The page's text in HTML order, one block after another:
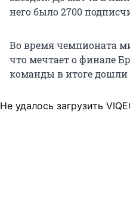
него было 2700
Во время чемпионата
что мечтает о финале
команды в итоге дошли
Не удалось загрузить